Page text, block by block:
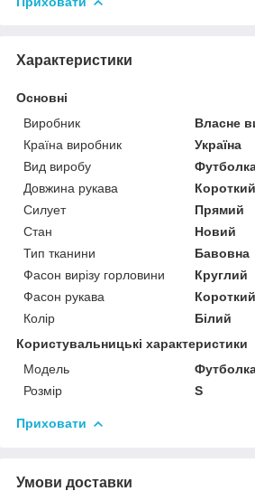
Характеристики
Основні
Виробник
Власне
Країна виробник
Україна
Вид виробу
Довжина рукава
Короткий
Силует
Прямий
Стан
Новий
Тип тканини
Бавовна
Фасон вирізу горловини
Круглий
Фасон рукава
Короткий
Колір
Білий
Користувальницькі характеристики
Модель
Розмір
S
Приховати
Умови доставки